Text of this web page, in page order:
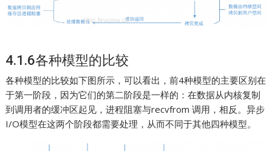
4.1.6各种模型的比较
各种模型的比较如下图所示，可以看出，前4种模型的主要区别在
于第一阶段，因为它们的第二阶段是一样的：在数据从内核复制
到调用者的缓冲区起见，进程阻塞与recvfrom 调用，相反。异步
I/O模型在这两个阶段都需要处理，从而不同于其他四种模型。